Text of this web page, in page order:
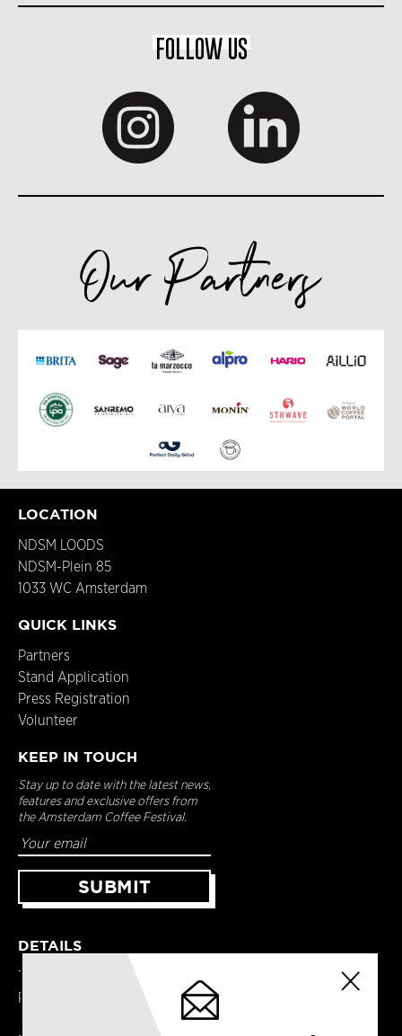
FOLLOW US
Our Partners
LOCATION
NDSM LOODS
NDSM-Plein 85
1033 WC Amsterdam
QUICK LINKS
Partners
Stand Application
Press Registration
Volunteer
KEEP IN TOUCH
Stay up to date with the latest news,
features and exclusive offers from
the Amsterdam Coffee Festival.
DETAILS
Terms & Conditions
Privacy Policy